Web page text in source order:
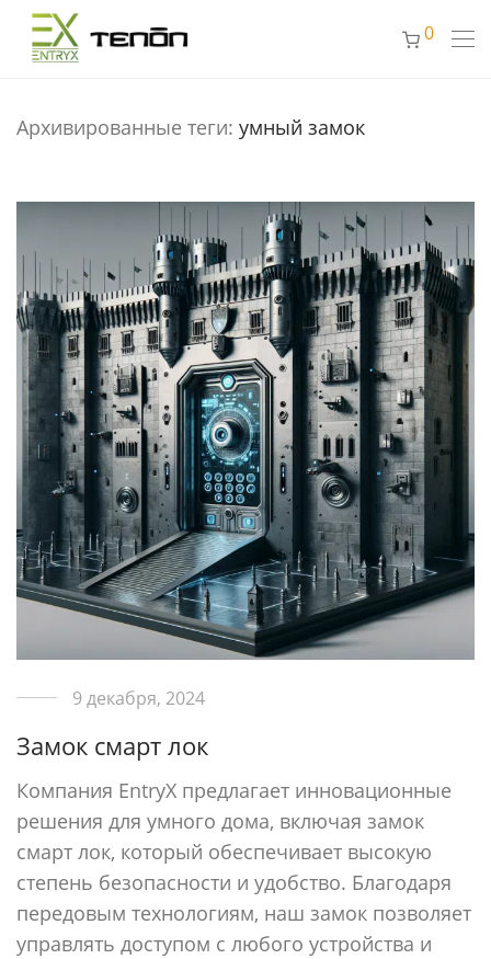
0
Архивированные теги: умный замок
9 декабря, 2024
Замок смарт лок
Компания EntryX предлагает инновационные
решения для умного дома, включая замок
смарт лок, который обеспечивает высокую
степень безопасности и удобство. Благодаря
передовым технологиям, наш замок позволяет
управлять доступом с любого устройства и